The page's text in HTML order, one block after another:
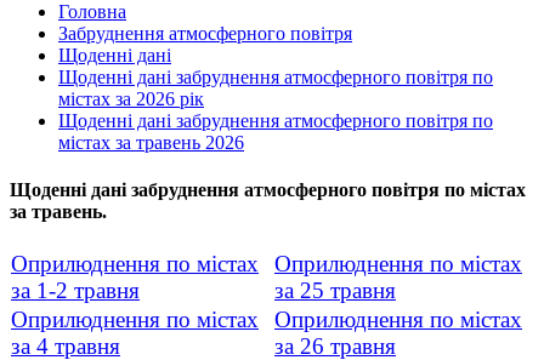
Головна
Забруднення атмосферного повітря
Щоденні дані
Щоденні дані забруднення атмосферного повітря по
містах за 2026 рік
Щоденні дані забруднення атмосферного повітря по
містах за травень 2026
Щоденні дані забруднення атмосферного повітря по містах
за травень.
Оприлюднення по містах
за 1-2 травня
Оприлюднення по містах
за 25 травня
Оприлюднення по містах
за 4 травня
Оприлюднення по містах
за 26 травня